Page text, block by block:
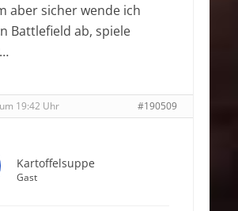
aber sicher wende ich
Battlefield ab, spiele
19:42 Uhr #190509
Kartoffelsuppe
Gast